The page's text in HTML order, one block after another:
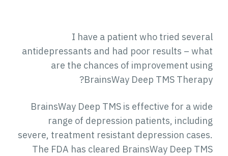
I have a patient who tried several
antidepressants and had poor results – what
are the chances of improvement using
BrainsWay Deep TMS Therapy?
BrainsWay Deep TMS is effective for a wide
range of depression patients, including
severe, treatment resistant depression cases.
The FDA has cleared BrainsWay Deep TMS